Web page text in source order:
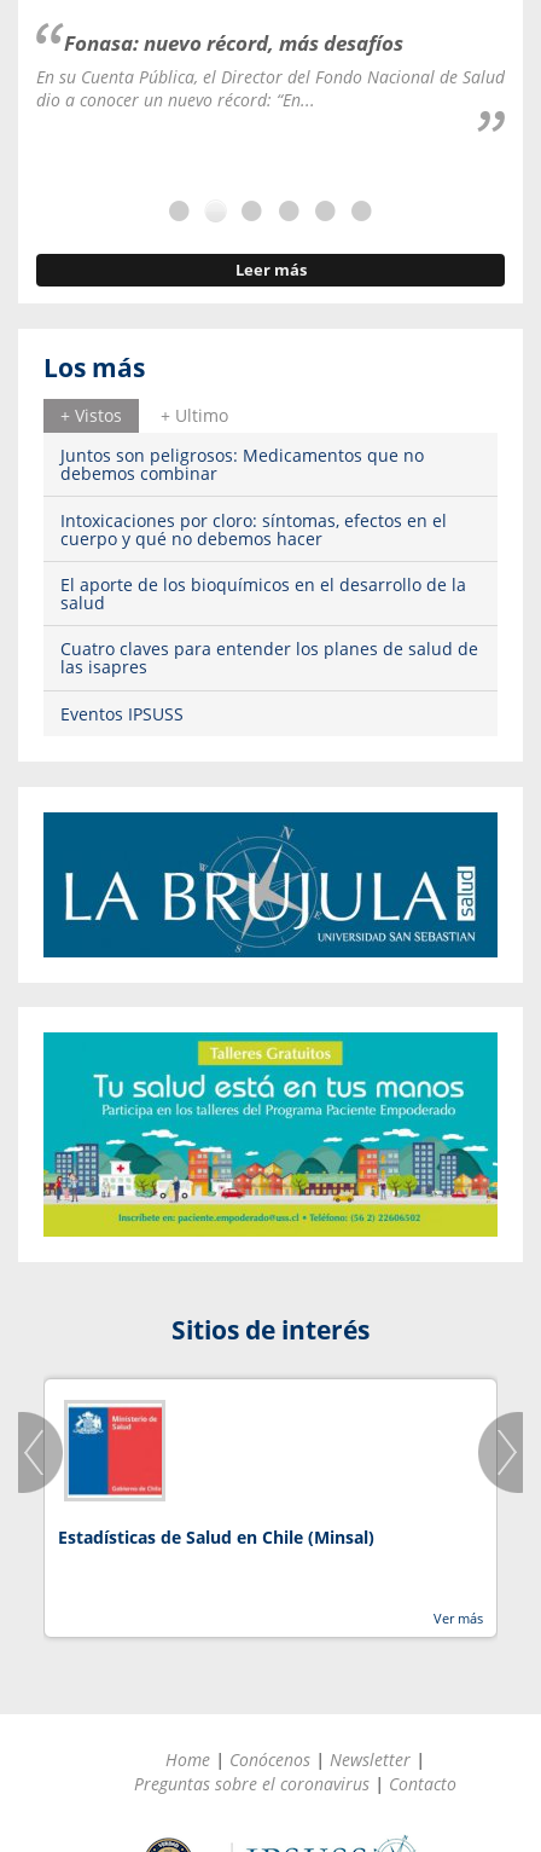
Fonasa: nuevo récord, más desafíos
En su Cuenta Pública, el Director del Fondo Nacional de Salud
dio a conocer un nuevo récord: “En...
Leer más
Los más
+ Vistos
+ Ultimo
Juntos son peligrosos: Medicamentos que no
debemos combinar
Intoxicaciones por cloro: síntomas, efectos en el
cuerpo y qué no debemos hacer
El aporte de los bioquímicos en el desarrollo de la
salud
Cuatro claves para entender los planes de salud de
las isapres
Eventos IPSUSS
Sitios de interés
Estadísticas de Salud en Chile (Minsal)
Ver más
Home | Conócenos | Newsletter |
Preguntas sobre el coronavirus | Contacto